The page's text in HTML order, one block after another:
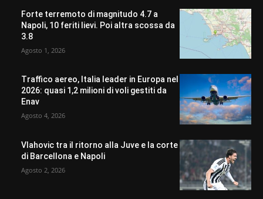
Forte terremoto di magnitudo 4.7 a
Napoli, 10 feriti lievi. Poi altra scossa da
3.8
Agosto 1, 2026
Traffico aereo, Italia leader in Europa nel
2026: quasi 1,2 milioni di voli gestiti da
Enav
Agosto 4, 2026
Vlahovic tra il ritorno alla Juve e la corte
di Barcellona e Napoli
Agosto 2, 2026